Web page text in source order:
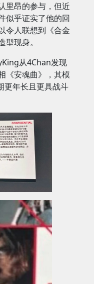
里昂的参与，但近
似乎证实了他的回
人联想到《合金
现身。
从4Chan发现
《安魂曲》，其模
更年长且更具战斗